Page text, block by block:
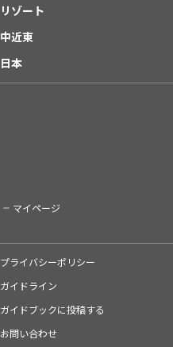
リゾート
中近東
日本
マイページ
プライバシーポリシー
ガイドライン
ガイドブックに投稿する
お問い合わせ